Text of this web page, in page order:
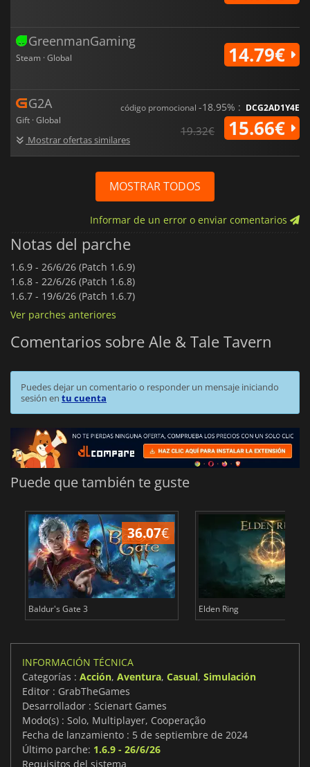
GreenmanGaming
Steam · Global 14.79€
G2A
Gift · Global
Mostrar ofertas similares
código promocional -18.95% : DCG2AD1Y4E
19.32€ 15.66€
MOSTRAR TODOS
Informar de un error o enviar comentarios
Notas del parche
1.6.9 - 26/6/26 (Patch 1.6.9)
1.6.8 - 22/6/26 (Patch 1.6.8)
1.6.7 - 19/6/26 (Patch 1.6.7)
Ver parches anteriores
Comentarios sobre Ale & Tale Tavern
Puedes dejar un comentario o responder un mensaje iniciando
sesión en tu cuenta
Puede que también te guste
36.07€
Baldur's Gate 3 Elden Ring
INFORMACIÓN TÉCNICA
Categorías : Acción, Aventura, Casual, Simulación
Editor : GrabTheGames
Desarrollador : Scienart Games
Modo(s) : Solo, Multiplayer, Cooperação
Fecha de lanzamiento : 5 de septiembre de 2024
Último parche: 1.6.9 - 26/6/26
Requisitos del sistema